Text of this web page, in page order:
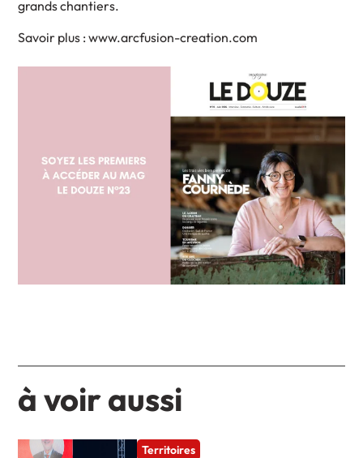
grands chantiers.
Savoir plus : www.arcfusion-creation.com
à voir aussi
Territoires